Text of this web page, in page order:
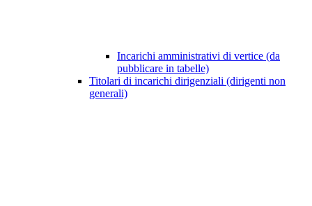
Incarichi amministrativi di vertice (da
pubblicare in tabelle)
Titolari di incarichi dirigenziali (dirigenti non
generali)